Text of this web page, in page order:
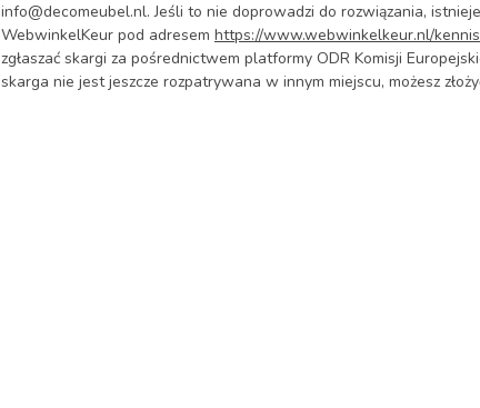
info@decomeubel.nl. Jeśli to nie doprowadzi do rozwiązania,
WebwinkelKeur pod adresem https://www.webwinkelkeur.nl/
zgłaszać skargi za pośrednictwem platformy ODR Komisji
skarga nie jest jeszcze rozpatrywana w innym miejscu, możesz